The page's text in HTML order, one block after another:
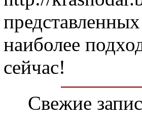
наиболее
сейчас!
Свежие